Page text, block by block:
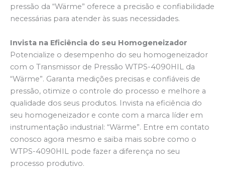
pressão da “Wärme” oferece a precisão e confiabilidade
necessárias para atender às suas necessidades.
Invista na Eficiência do seu Homogeneizador
Potencialize o desempenho do seu homogeneizador
com o Transmissor de Pressão WTPS-4090HIL da
“Wärme”. Garanta medições precisas e confiáveis de
pressão, otimize o controle do processo e melhore a
qualidade dos seus produtos. Invista na eficiência do
seu homogeneizador e conte com a marca líder em
instrumentação industrial: “Wärme”. Entre em contato
conosco agora mesmo e saiba mais sobre como o
WTPS-4090HIL pode fazer a diferença no seu
processo produtivo.